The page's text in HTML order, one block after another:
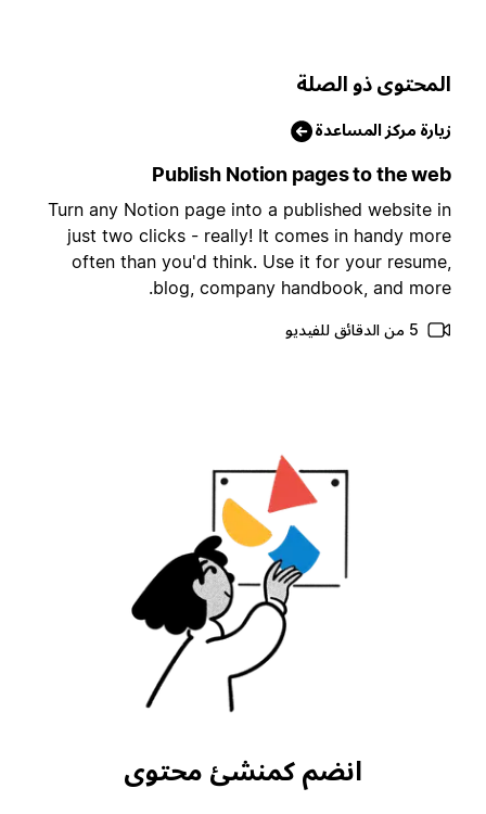
ذو الصلة
مركز المساعدة
Publish Notion pages to the
Turn any Notion page into a published website
just two clicks - really! It comes in handy
often than you'd think. Use it for your
blog, company handbook, and
5 من الدقائق للفيديو
انضم كمنشئ محتوى